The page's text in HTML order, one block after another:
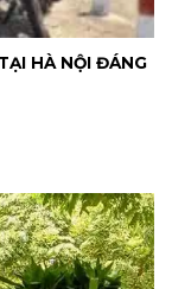
HÀ NỘI ĐÁNG